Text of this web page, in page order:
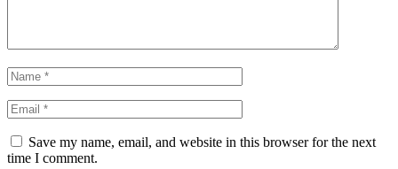
Save my name, email, and website in this browser for the next
time I comment.